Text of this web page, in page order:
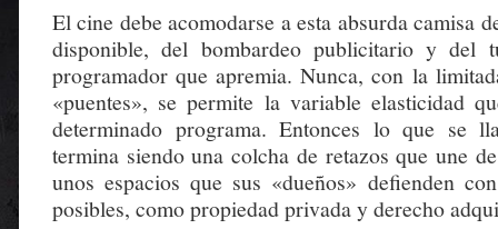
El cine debe acomodarse a esta absurda camisa
disponible, del bombardeo publicitario y del
programador que apremia. Nunca, con la
«puentes», se permite la variable elasticidad
determinado programa. Entonces lo que se
termina siendo una colcha de retazos que une
unos espacios que sus «dueños» defienden
posibles, como propiedad privada y derecho